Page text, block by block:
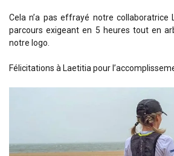
Cela n’a pas effrayé notre collaboratrice
parcours exigeant en 5 heures tout en
notre logo.
Félicitations à Laetitia pour